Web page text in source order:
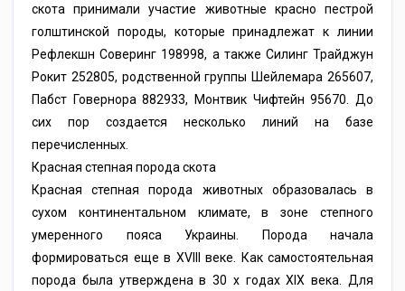
скота принимали участие животные красно пестрой
голштинской породы, которые принадлежат к линии
Рефлекшн Соверинг 198998, а также Силинг Трайджун
Рокит 252805, родственной группы Шейлемара 265607,
Пабст Говернора 882933, Монтвик Чифтейн 95670. До
сих пор создается несколько линий на базе
перечисленных.
Красная степная порода скота
Красная степная порода животных образовалась в
сухом континентальном климате, в зоне степного
умеренного пояса Украины. Порода начала
формироваться еще в XVIII веке. Как самостоятельная
порода была утверждена в 30 х годах XIX века. Для